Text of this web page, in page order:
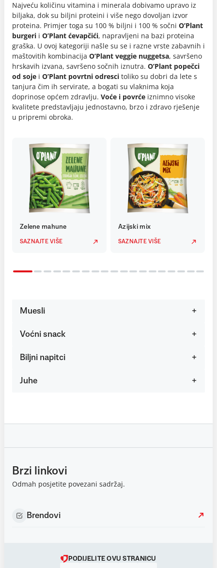
Najveću količinu vitamina i minerala dobivamo upravo iz
biljaka, dok su biljni proteini i više nego dovoljan izvor
proteina. Primjer toga su 100 % biljni i 100 % sočni O’Plant
burgeri i O’Plant ćevapčići, napravljeni na bazi proteina
graška. U ovoj kategoriji našle su se i razne vrste zabavnih i
maštovitih kombinacija O’Plant veggie nuggetsa, savršeno
hrskavih izvana, savršeno sočnih iznutra. O’Plant popečci
od soje i O’Plant povrtni odresci toliko su dobri da lete s
tanjura čim ih servirate, a bogati su vlaknima koja
doprinose općem zdravlju. Voće i povrće iznimno visoke
kvalitete predstavljaju jednostavno, brzo i zdravo rješenje
u pripremi obroka.
Zelene mahune
SAZNAJTE VIŠE
Azijski mix
SAZNAJTE VIŠE
Muesli
Voćni snack
Biljni napitci
Juhe
Brzi linkovi
Odmah posjetite povezani sadržaj.
Brendovi
PODIJELITE OVU STRANICU